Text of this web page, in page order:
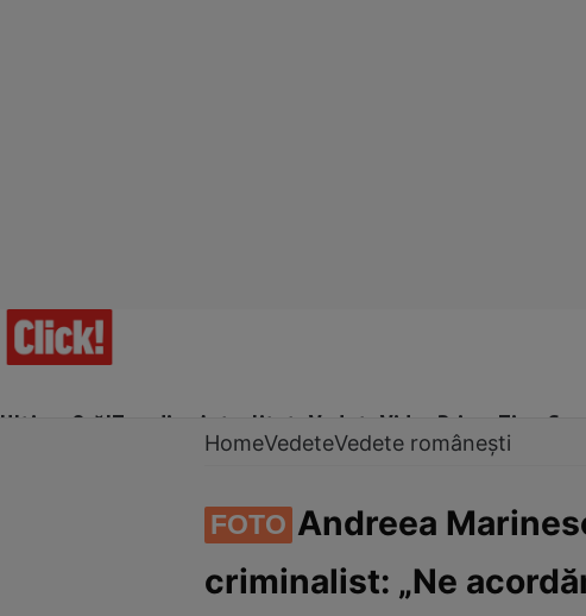
Ultima Oră!Trending Actualitate Vedete Video Prime Time
Vedete internaționaleVedete românești Interviurile Click!
HomeVedeteVedete românești
FOTO Andreea
criminalist: „Ne